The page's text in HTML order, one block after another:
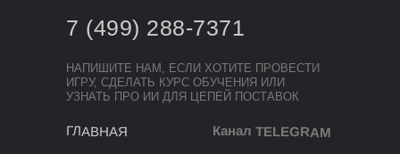
НАПИШИТЕ НАМ, ЕСЛИ ХОТИТЕ ПРОВЕСТИ
ИГРУ, СДЕЛАТЬ КУРС ОБУЧЕНИЯ ИЛИ
УЗНАТЬ ПРО ИИ ДЛЯ ЦЕПЕЙ ПОСТАВОК
7 (499) 288-7371
ГЛАВНАЯ Канал TELEGRAM